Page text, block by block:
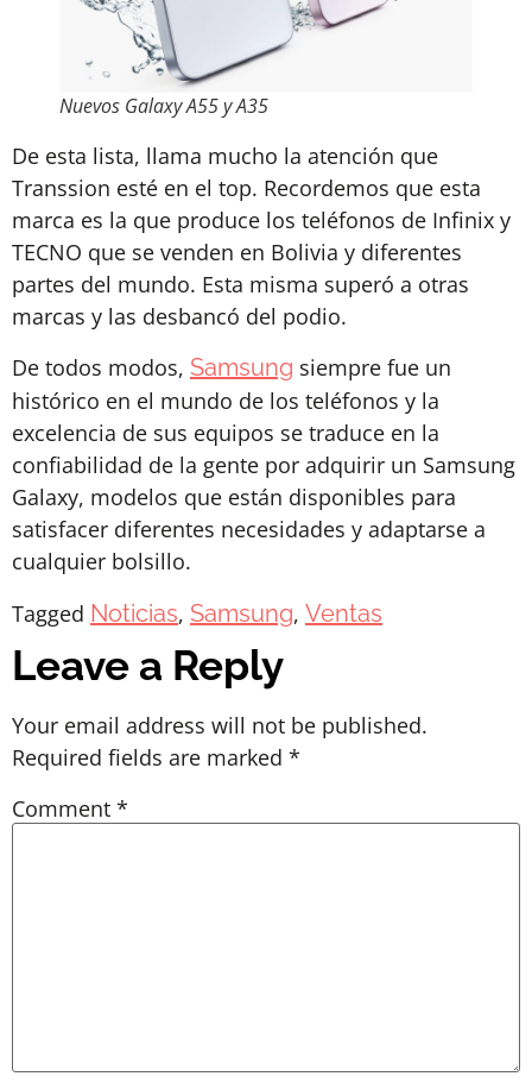
Nuevos Galaxy A55 y A35
De esta lista, llama mucho la atención que
Transsion esté en el top. Recordemos que esta
marca es la que produce los teléfonos de Infinix y
TECNO que se venden en Bolivia y diferentes
partes del mundo. Esta misma superó a otras
marcas y las desbancó del podio.
De todos modos, Samsung siempre fue un
histórico en el mundo de los teléfonos y la
excelencia de sus equipos se traduce en la
confiabilidad de la gente por adquirir un Samsung
Galaxy, modelos que están disponibles para
satisfacer diferentes necesidades y adaptarse a
cualquier bolsillo.
Tagged Noticias, Samsung, Ventas
Leave a Reply
Your email address will not be published.
Required fields are marked *
Comment *